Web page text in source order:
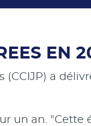
EN
a
un an.